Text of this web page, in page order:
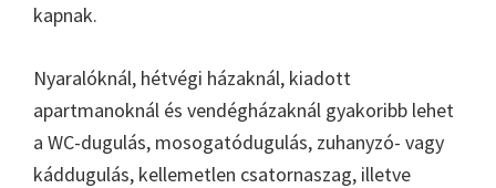
kapnak.
Nyaralóknál, hétvégi házaknál, kiadott
apartmanoknál és vendégházaknál gyakoribb lehet
a WC-dugulás, mosogatódugulás, zuhanyzó- vagy
káddugulás, kellemetlen csatornaszag, illetve